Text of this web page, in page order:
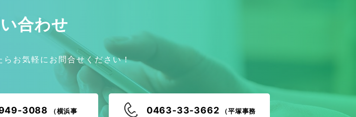
合わせ
らお気軽にお問合せください！
3088 （横浜事 0463-33-3662 （平塚事務